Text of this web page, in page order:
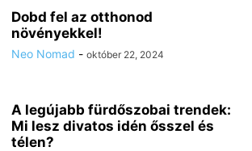
Dobd fel az otthonod
növényekkel!
Neo Nomad - október 22, 2024
A legújabb fürdőszobai trendek:
Mi lesz divatos idén ősszel és
télen?